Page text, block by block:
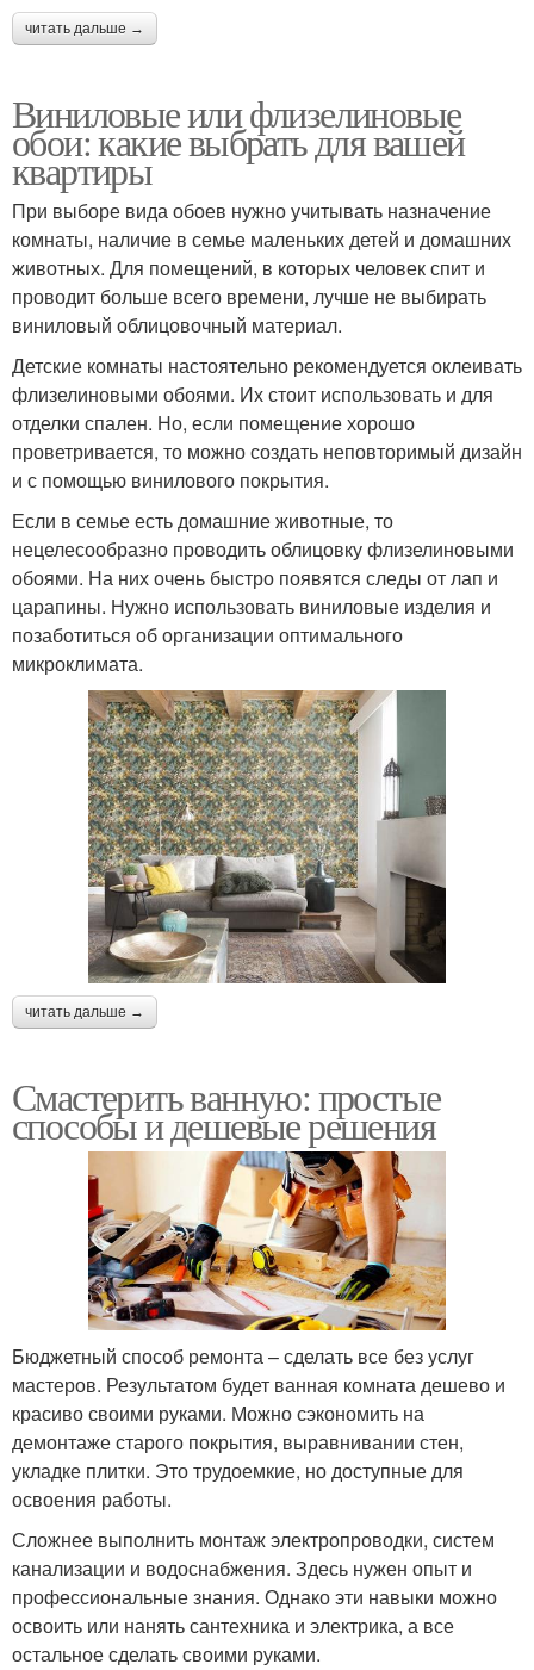
читать дальше →
Виниловые или флизелиновые
обои: какие выбрать для вашей
квартиры
При выборе вида обоев нужно учитывать назначение
комнаты, наличие в семье маленьких детей и домашних
животных. Для помещений, в которых человек спит и
проводит больше всего времени, лучше не выбирать
виниловый облицовочный материал.
Детские комнаты настоятельно рекомендуется оклеивать
флизелиновыми обоями. Их стоит использовать и для
отделки спален. Но, если помещение хорошо
проветривается, то можно создать неповторимый дизайн
и с помощью винилового покрытия.
Если в семье есть домашние животные, то
нецелесообразно проводить облицовку флизелиновыми
обоями. На них очень быстро появятся следы от лап и
царапины. Нужно использовать виниловые изделия и
позаботиться об организации оптимального
микроклимата.
читать дальше →
Смастерить ванную: простые
способы и дешевые решения
Бюджетный способ ремонта – сделать все без услуг
мастеров. Результатом будет ванная комната дешево и
красиво своими руками. Можно сэкономить на
демонтаже старого покрытия, выравнивании стен,
укладке плитки. Это трудоемкие, но доступные для
освоения работы.
Сложнее выполнить монтаж электропроводки, систем
канализации и водоснабжения. Здесь нужен опыт и
профессиональные знания. Однако эти навыки можно
освоить или нанять сантехника и электрика, а все
остальное сделать своими руками.